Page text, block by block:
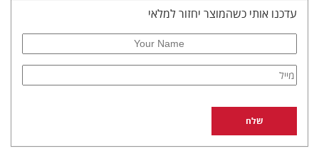
עדכנו אותי כשהמוצר יחזור למלאי